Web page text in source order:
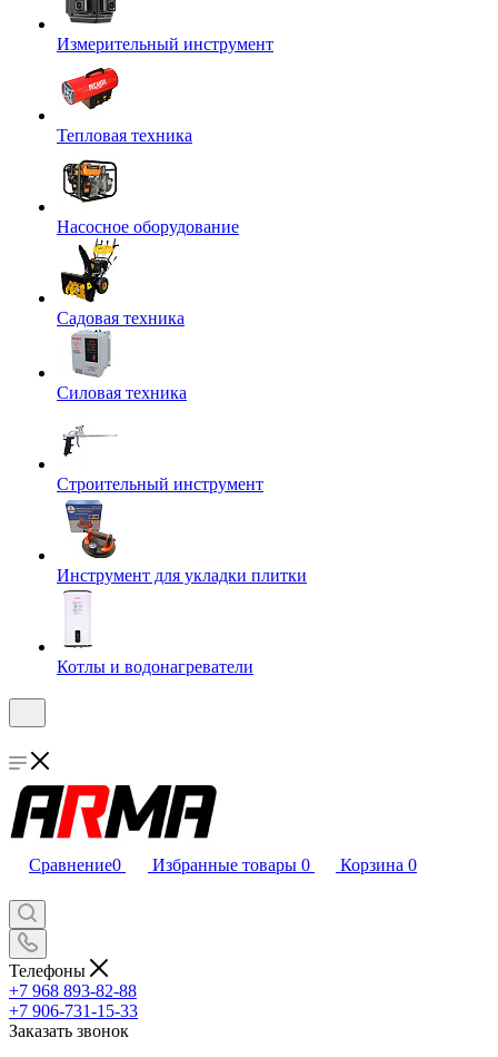
Измерительный инструмент
Тепловая техника
Насосное оборудование
Садовая техника
Силовая техника
Строительный инструмент
Инструмент для укладки плитки
Котлы и водонагреватели
Сравнение0 Избранные товары 0 Корзина 0
Телефоны
+7 968 893-82-88
+7 906-731-15-33
Заказать звонок